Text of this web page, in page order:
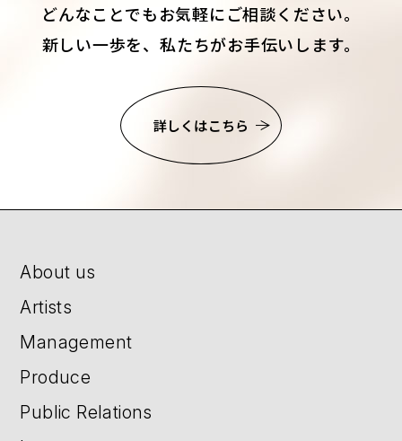
どんなことでもお気軽にご相談ください。
新しい一歩を、私たちがお手伝いします。
詳しくはこちら
About us
Artists
Management
Produce
Public Relations